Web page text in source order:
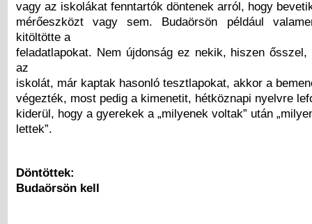
vagy az iskolákat fenntartók döntenek arról, hogy
mérőeszközt vagy sem. Budaörsön például
kitöltötte a
feladatlapokat. Nem újdonság ez nekik, hiszen
az
iskolát, már kaptak hasonló tesztlapokat, akkor a
végezték, most pedig a kimenetit, hétköznapi nyelvre
kiderül, hogy a gyerekek a „milyenek voltak” után
lettek”.
Döntöttek:
Budaörsön kell